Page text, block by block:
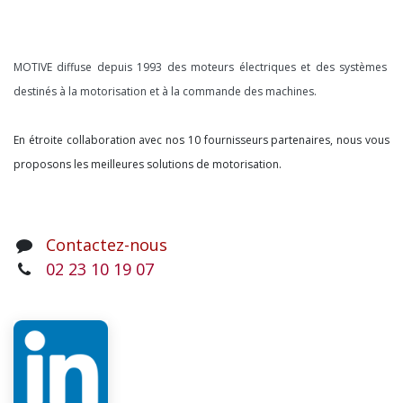
MOTIVE diffuse depuis 1993 des moteurs électriques et des systèmes
destinés à la motorisation et à la commande des machines.
En étroite collaboration avec nos 10 fournisseurs partenaires, nous vous
proposons les meilleures solutions de motorisation.
Contactez-nous
02 23 10 19 07